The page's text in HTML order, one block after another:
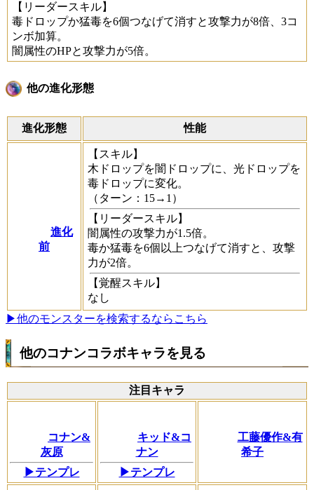
【リーダースキル】
毒ドロップか猛毒を6個つなげて消すと攻撃力が8倍、3コ
ンボ加算。
闇属性のHPと攻撃力が5倍。
他の進化形態
進化形態 性能
進化
前
【スキル】
木ドロップを闇ドロップに、光ドロップを
毒ドロップに変化。
（ターン：15→1）
【リーダースキル】
闇属性の攻撃力が1.5倍。
毒か猛毒を6個以上つなげて消すと、攻撃
力が2倍。
【覚醒スキル】
なし
▶他のモンスターを検索するならこちら
他のコナンコラボキャラを見る
注目キャラ
コナン&
灰原
▶テンプレ
キッド&コ
ナン
▶テンプレ
工藤優作&有
希子